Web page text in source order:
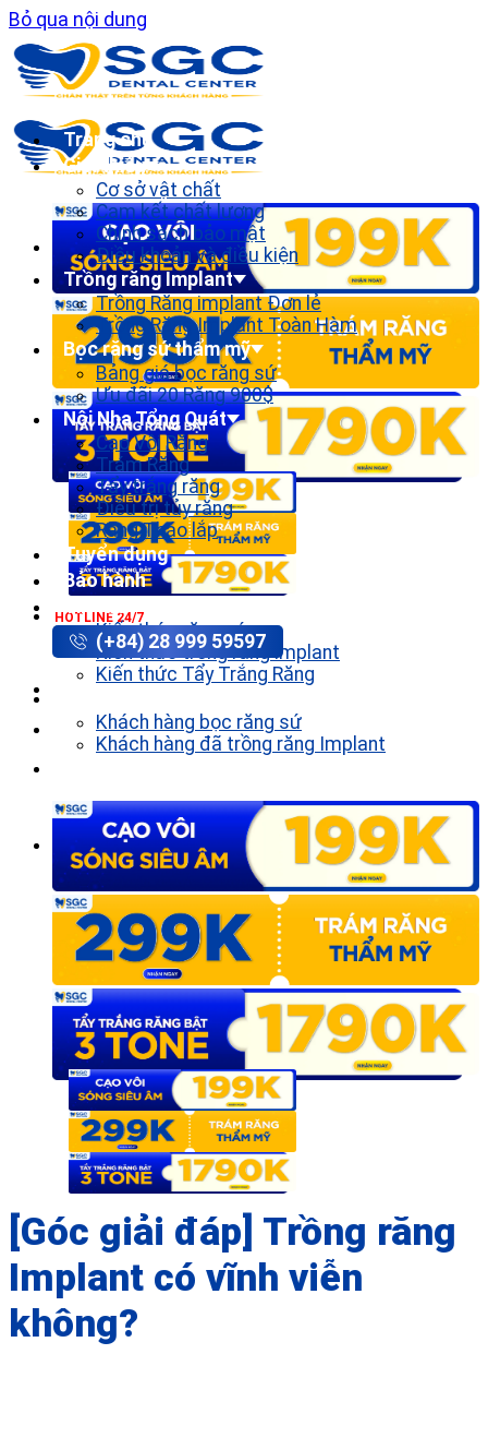
Bỏ qua nội dung
HOTLINE 24/7
(+84) 28 999 59597
Trang chủ
Giới thiệu
Cơ sở vật chất
Cam kết chất lượng
Chính sách bảo mật
Điều khoản và điều kiện
Trồng răng Implant
Trồng Răng implant Đơn lẻ
Trồng Răng Implant Toàn Hàm
Bọc răng sứ thẩm mỹ
Bảng giá bọc răng sứ
Ưu đãi 20 Răng 900$
Nội Nha Tổng Quát
Cạo Vôi Răng
Trám Răng
Tẩy trắng răng
Điều trị tủy răng
Răng Tháo lắp
Tuyển dụng
Bảo hành
Kiến thức răng sứ
Kiến thức trồng răng implant
Kiến thức Tẩy Trắng Răng
Khách hàng bọc răng sứ
Khách hàng đã trồng răng Implant
[Góc giải đáp] Trồng răng
Implant có vĩnh viễn
không?